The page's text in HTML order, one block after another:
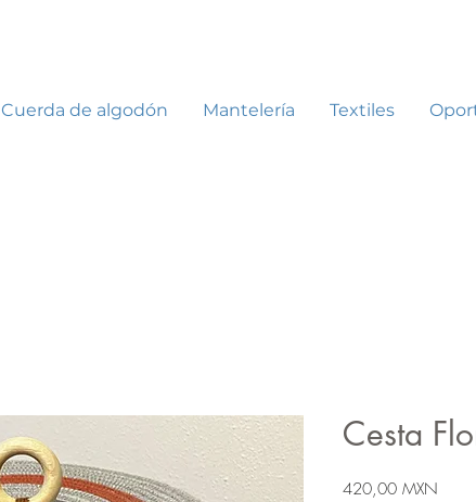
Cuerda de algodón Mantelería Textiles
Cesta
420,00 MXNPrecio